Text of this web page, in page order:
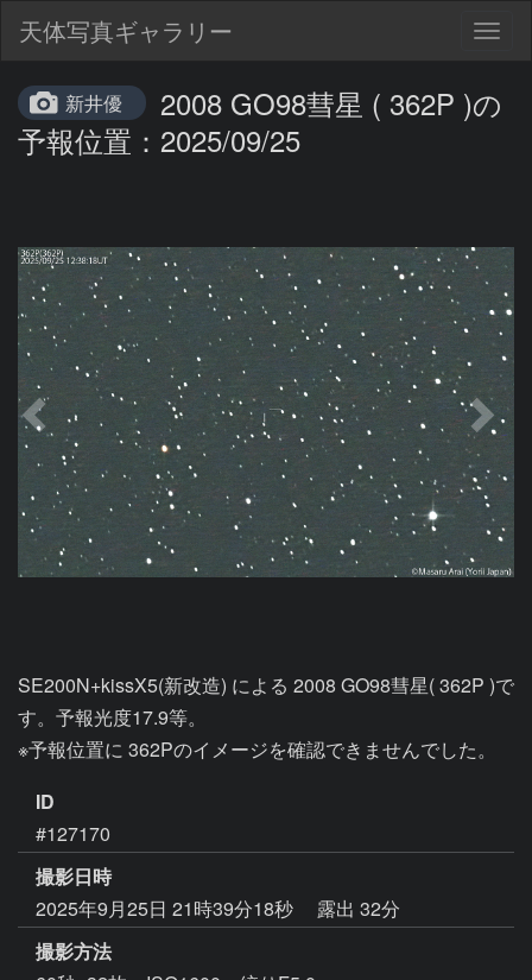
天体写真ギャラリー
新井優
2008 GO98彗星 ( 362P )の
予報位置：2025/09/25
SE200N+kissX5(新改造) による 2008 GO98彗星( 362P )で
す。予報光度17.9等。
ID
#127170
撮影日時
2025年9月25日 21時39分18秒
露出 32分
撮影方法